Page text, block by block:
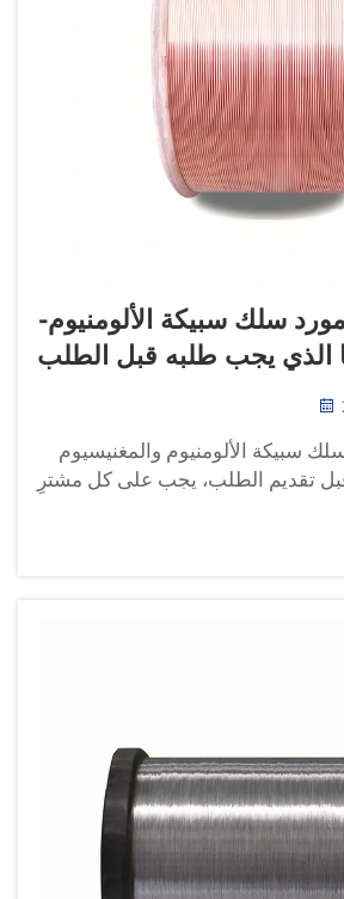
سلك سبيكة الألومنيوم-
الذي يجب طلبه قبل الطلب
سبيكة الألومنيوم والمغنيسيوم
قبل تقديم الطلب، يجب على كل مشترٍ
الألومنيوم والمغنيسيوم يتوافق
الدقيقة المحددة للتطبيق المقصود.